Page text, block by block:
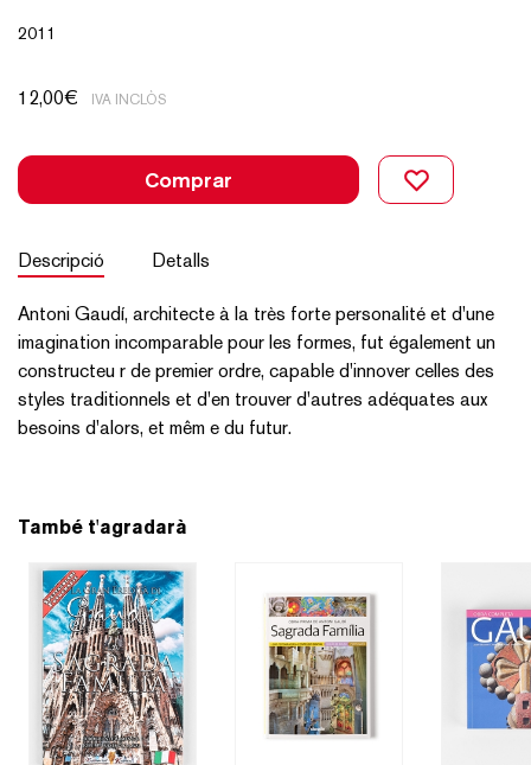
2011
12,00€ IVA INCLÒS
Comprar
Descripció Detalls
Antoni Gaudí, architecte à la très forte personalité et d'une
imagination incomparable pour les formes, fut également un
constructeu r de premier ordre, capable d'innover celles des
styles traditionnels et d'en trouver d'autres adéquates aux
besoins d'alors, et mêm e du futur.
També t'agradarà